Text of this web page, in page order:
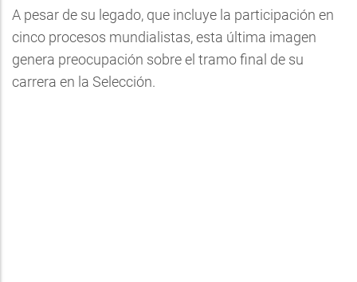
A pesar de su legado, que incluye la participación en
cinco procesos mundialistas, esta última imagen
genera preocupación sobre el tramo final de su
carrera en la Selección.